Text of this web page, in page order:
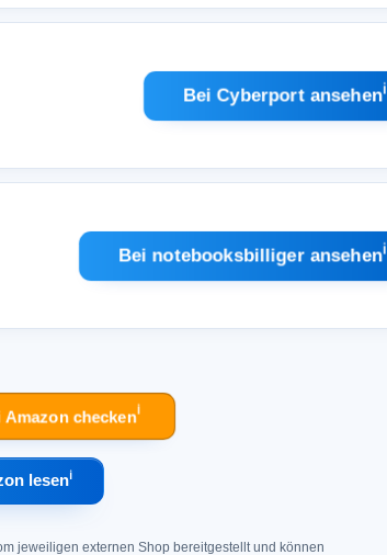
Bei Cyberport ansehenℹ︎
Bei notebooksbilliger ansehenℹ︎
checkenℹ︎
lesenℹ︎
jeweiligen externen Shop bereitgestellt und können